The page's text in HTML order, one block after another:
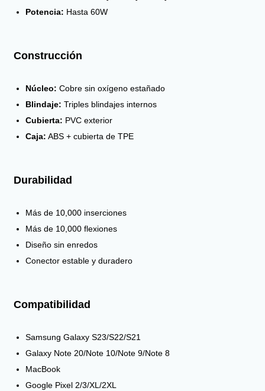
Potencia: Hasta 60W
Construcción
Núcleo: Cobre sin oxígeno estañado
Blindaje: Triples blindajes internos
Cubierta: PVC exterior
Caja: ABS + cubierta de TPE
Durabilidad
Más de 10,000 inserciones
Más de 10,000 flexiones
Diseño sin enredos
Conector estable y duradero
Compatibilidad
Samsung Galaxy S23/S22/S21
Galaxy Note 20/Note 10/Note 9/Note 8
MacBook
Google Pixel 2/3/XL/2XL